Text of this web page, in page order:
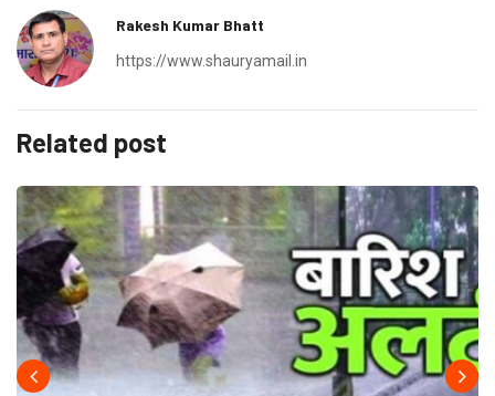
Rakesh Kumar Bhatt
https://www.shauryamail.in
Related post